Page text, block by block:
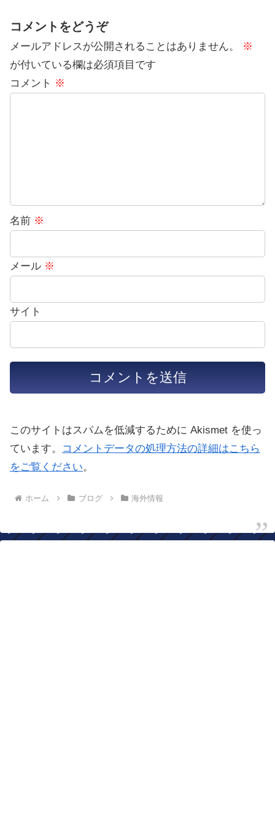
コメントをどうぞ
メールアドレスが公開されることはありません。
※
が付いている欄は必須項目です
コメント ※
名前 ※
メール ※
サイト
このサイトはスパムを低減するために Akismet を使っ
ています。
コメントデータの処理方法の詳細はこちら
をご覧ください。
ホーム ブログ 海外情報